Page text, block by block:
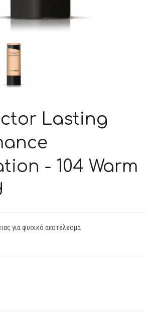
Lasting
- 104 Warm
για φυσικό αποτέλεσμα